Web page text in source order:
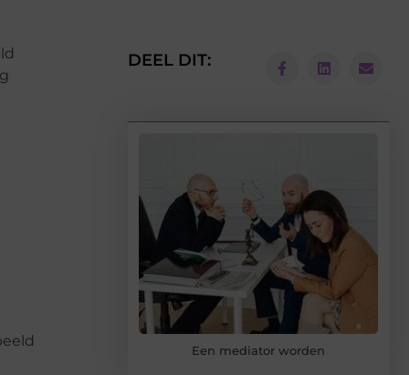
DEEL DIT:
Een mediator worden